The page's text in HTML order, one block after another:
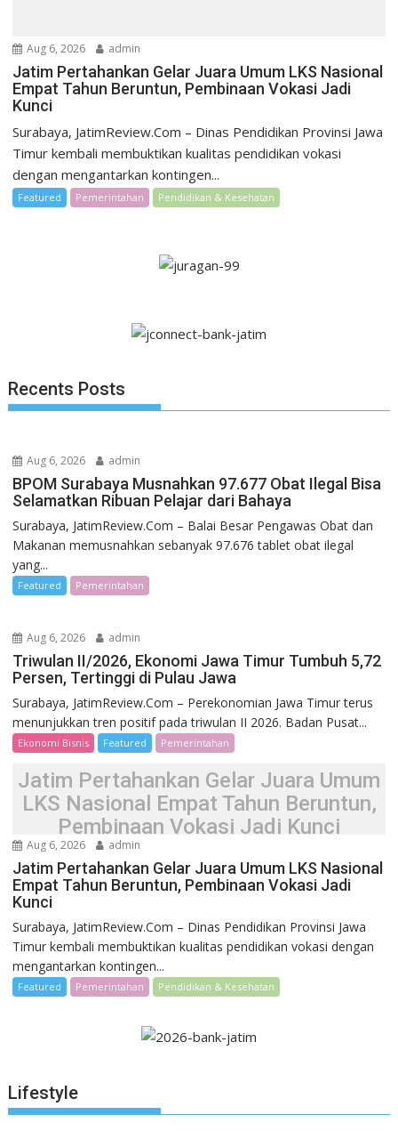
Aug 6, 2026 admin
Jatim Pertahankan Gelar Juara Umum LKS Nasional
Empat Tahun Beruntun, Pembinaan Vokasi Jadi
Kunci
Surabaya, JatimReview.Com – Dinas Pendidikan Provinsi Jawa
Timur kembali membuktikan kualitas pendidikan vokasi
dengan mengantarkan kontingen...
Featured Pemerintahan Pendidikan & Kesehatan
Recents Posts
Aug 6, 2026 admin
BPOM Surabaya Musnahkan 97.677 Obat Ilegal Bisa
Selamatkan Ribuan Pelajar dari Bahaya
Surabaya, JatimReview.Com – Balai Besar Pengawas Obat dan
Makanan memusnahkan sebanyak 97.676 tablet obat ilegal
yang...
Featured Pemerintahan
Aug 6, 2026 admin
Triwulan II/2026, Ekonomi Jawa Timur Tumbuh 5,72
Persen, Tertinggi di Pulau Jawa
Surabaya, JatimReview.Com – Perekonomian Jawa Timur terus
menunjukkan tren positif pada triwulan II 2026. Badan Pusat...
Ekonomi Bisnis Featured Pemerintahan
Jatim Pertahankan Gelar Juara Umum
LKS Nasional Empat Tahun Beruntun,
Pembinaan Vokasi Jadi Kunci
Aug 6, 2026 admin
Jatim Pertahankan Gelar Juara Umum LKS Nasional
Empat Tahun Beruntun, Pembinaan Vokasi Jadi
Kunci
Surabaya, JatimReview.Com – Dinas Pendidikan Provinsi Jawa
Timur kembali membuktikan kualitas pendidikan vokasi dengan
mengantarkan kontingen...
Featured Pemerintahan Pendidikan & Kesehatan
Lifestyle